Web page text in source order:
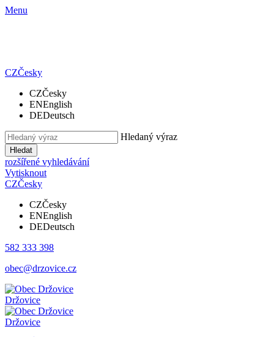
Menu
CZČesky
CZČesky
ENEnglish
DEDeutsch
Hledaný výraz
Hledat
rozšířené vyhledávání
Vytisknout
CZČesky
CZČesky
ENEnglish
DEDeutsch
582 333 398
obec@drzovice.cz
Držovice
Držovice